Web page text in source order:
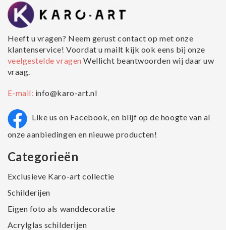
Heeft u vragen? Neem gerust contact op met onze
klantenservice! Voordat u mailt kijk ook eens bij onze
veelgestelde vragenWellicht beantwoorden wij daar uw
vraag.
E-mail: info@karo-art.nl
Like us on Facebook, en blijf op de hoogte van al
onze aanbiedingen en nieuwe producten!
Categorieën
Exclusieve Karo-art collectie
Schilderijen
Eigen foto als wanddecoratie
Acrylglas schilderijen